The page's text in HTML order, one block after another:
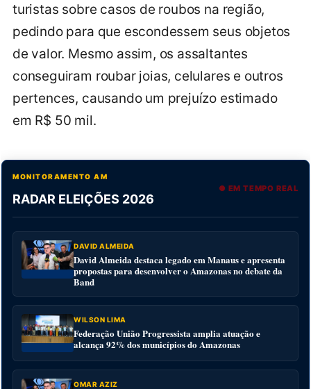
turistas sobre casos de roubos na região,
pedindo para que escondessem seus objetos
de valor. Mesmo assim, os assaltantes
conseguiram roubar joias, celulares e outros
pertences, causando um prejuízo estimado
em R$ 50 mil.
MONITORAMENTO AM
RADAR ELEIÇÕES 2026
● EM TEMPO REAL
DAVID ALMEIDA
David Almeida destaca legado em Manaus e apresenta
propostas para desenvolver o Amazonas no debate da
Band
WILSON LIMA
Federação União Progressista amplia atuação e
alcança 92% dos municípios do Amazonas
OMAR AZIZ